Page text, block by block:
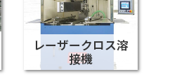
レーザークロス溶
接機